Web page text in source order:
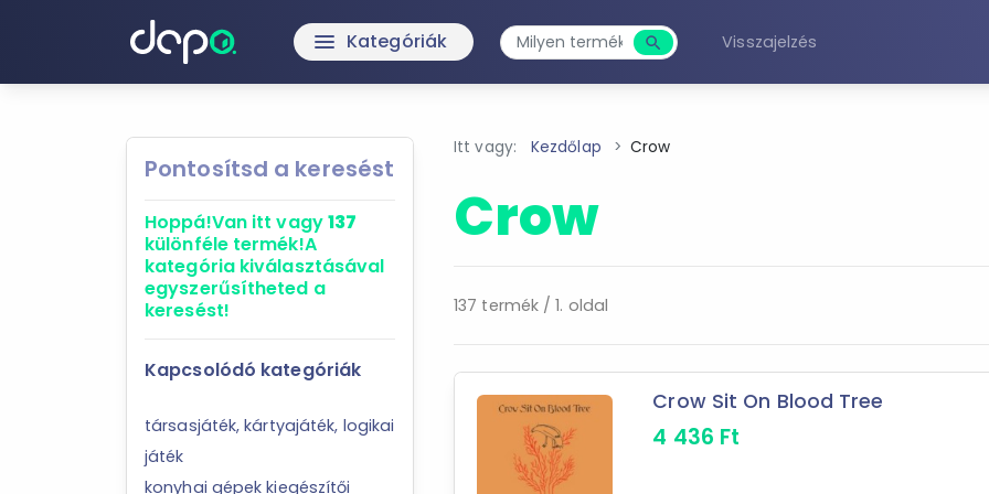
menu Kategóriák search
Keresés
Visszajelzés
Pontosítsd a keresést
Hoppá!Van itt vagy137
különféle termék!A
kategória kiválasztásával
egyszerűsítheted a
keresést!
Kapcsolódó kategóriák
társasjáték, kártyajáték, logikai
játék
konyhai gépek kiegészítői
Itt vagy: Kezdőlap Crow
Crow
137 termék / 1. oldal
Crow Sit On Blood Tree
4 436 Ft